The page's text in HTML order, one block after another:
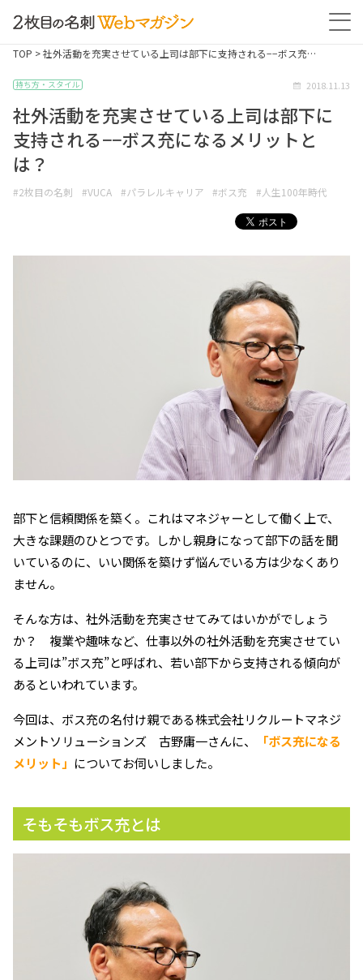
TOP > 社外活動を充実させている上司は部下に支持される−−ボス充…
持ち方・スタイル 2018.11.13
社外活動を充実させている上司は部下に
支持される−−ボス充になるメリットと
は？
#2枚目の名刺 #VUCA #パラレルキャリア #ボス充 #人生100年時代
部下と信頼関係を築く。これはマネジャーとして働く上で、
大きな課題のひとつです。しかし親身になって部下の話を聞
いているのに、いい関係を築けず悩んでいる方は少なくあり
ません。
そんな方は、社外活動を充実させてみてはいかがでしょう
か？ 複業や趣味など、仕事以外の社外活動を充実させてい
る上司は”ボス充”と呼ばれ、若い部下から支持される傾向が
あるといわれています。
今回は、ボス充の名付け親である株式会社リクルートマネジ
メントソリューションズ 古野庸一さんに、
「ボス充になる
メリット」 についてお伺いしました。
そもそもボス充とは